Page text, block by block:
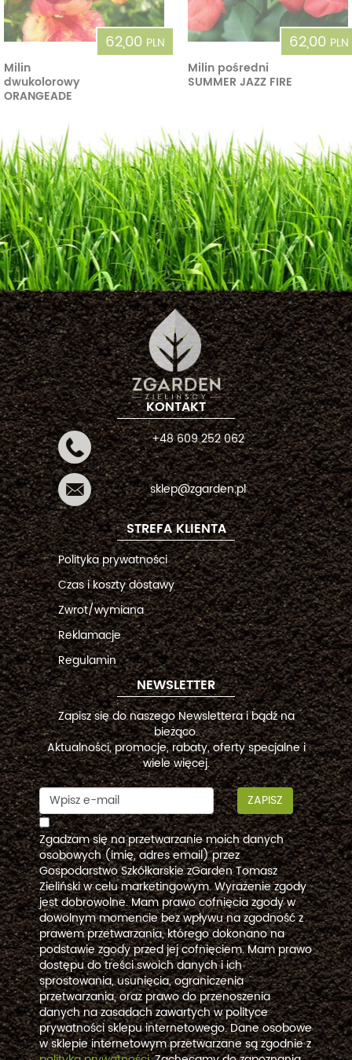
62,00 PLN
Milin
dwukolorowy
ORANGEADE
62,00 PLN
Milin pośredni
SUMMER JAZZ FIRE
KONTAKT
+48 609 252 062
sklep@zgarden.pl
STREFA KLIENTA
Polityka prywatności
Czas i koszty dostawy
Zwrot/wymiana
Reklamacje
Regulamin
NEWSLETTER
Zapisz się do naszego Newslettera i bądź na
bieżąco.
Aktualności, promocje, rabaty, oferty specjalne i
wiele więcej.
ZAPISZ
Zgadzam się na przetwarzanie moich danych
osobowych (imię, adres email) przez
Gospodarstwo Szkółkarskie zGarden Tomasz
Zieliński w celu marketingowym. Wyrażenie zgody
jest dobrowolne. Mam prawo cofnięcia zgody w
dowolnym momencie bez wpływu na zgodność z
prawem przetwarzania, którego dokonano na
podstawie zgody przed jej cofnięciem. Mam prawo
dostępu do treści swoich danych i ich
sprostowania, usunięcia, ograniczenia
przetwarzania, oraz prawo do przenoszenia
danych na zasadach zawartych w polityce
prywatności sklepu internetowego. Dane osobowe
w sklepie internetowym przetwarzane są zgodnie z